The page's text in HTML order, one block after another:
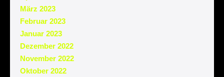
März 2023
Februar 2023
Januar 2023
Dezember 2022
November 2022
Oktober 2022